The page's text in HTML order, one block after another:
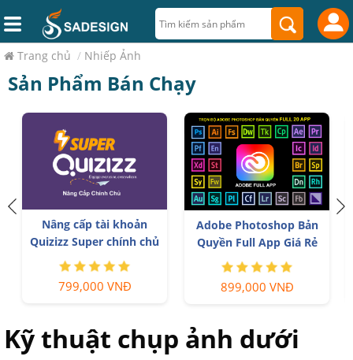
Trang chủ / Nhiếp Ảnh
Sản Phẩm Bán Chạy
Nâng cấp tài khoản
Quizizz Super chính chủ
799,000 VNĐ
Adobe Photoshop Bản
Quyền Full App Giá Rẻ
899,000 VNĐ
Kỹ thuật chụp ảnh dưới